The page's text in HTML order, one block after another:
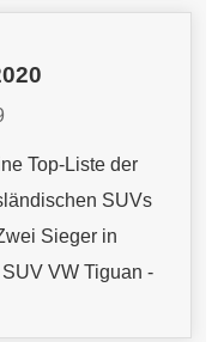
Top-Liste der
SUVs
Sieger in
VW Tiguan -